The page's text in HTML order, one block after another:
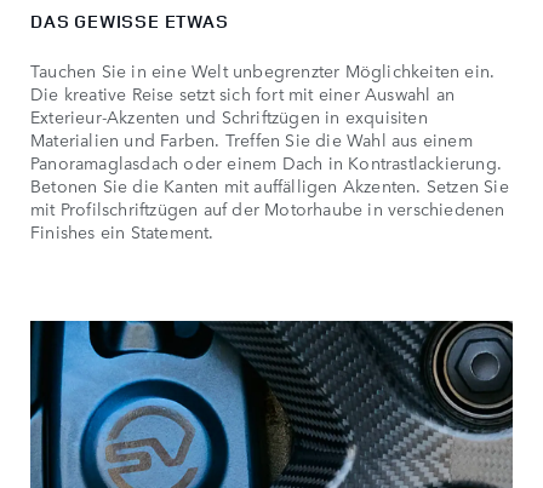
DAS GEWISSE ETWAS
Tauchen Sie in eine Welt unbegrenzter Möglichkeiten ein.
Die kreative Reise setzt sich fort mit einer Auswahl an
Exterieur-Akzenten und Schriftzügen in exquisiten
Materialien und Farben. Treffen Sie die Wahl aus einem
Panoramaglasdach oder einem Dach in Kontrastlackierung.
Betonen Sie die Kanten mit auffälligen Akzenten. Setzen Sie
mit Profilschriftzügen auf der Motorhaube in verschiedenen
Finishes ein Statement.